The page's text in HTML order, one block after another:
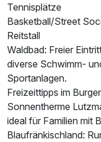
Tennisplätze
Basketball/Street
Reitstall
Waldbad: Freier
diverse Schwimm-
Sportanlagen.
Freizeittipps im
Sonnentherme
ideal für Familien mit
Blaufränkischland: